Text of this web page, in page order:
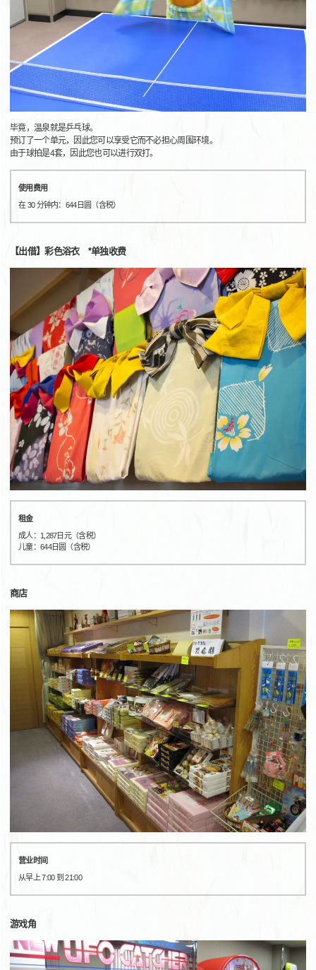
毕竟，温泉就是乒乓球。
预订了一个单元，因此您可以享受它而不必担心周围环境。
由于球拍是4套，因此您也可以进行双打。
使用费用
在 30 分钟内：644日圆（含税）
【出借】彩色浴衣 *单独收费
租金
成人：1,287日元（含税）
儿童：644日圆（含税）
商店
营业时间
从早上 7:00 到 21:00
游戏角